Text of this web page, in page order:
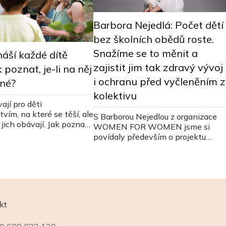
každé dítě
poznat, je-li na něj
pro děti
na které se těší, ale
obávají. Jak poznat,
Barbora Nejedlá: Počet dětí
bez školních obědů roste.
Snažíme se to měnit a
zajistit jim tak zdravý vývoj
i ochranu před vyčleněním z
kolektivu
S Barborou Nejedlou z organizace
WOMEN FOR WOMEN jsme si
povídaly především o projektu